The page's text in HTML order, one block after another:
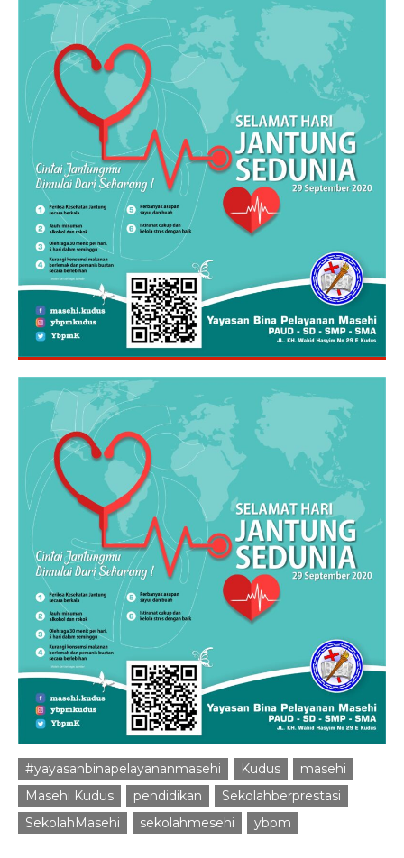
#yayasanbinapelayananmasehi Kudus
masehi
Masehi Kudus
pendidikan
Sekolahberprestasi
SekolahMasehi
sekolahmesehi ybpm